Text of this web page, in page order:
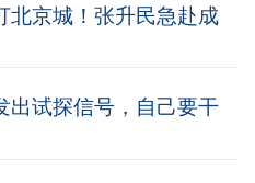
北京城！张升民急赴成
出试探信号，自己要干